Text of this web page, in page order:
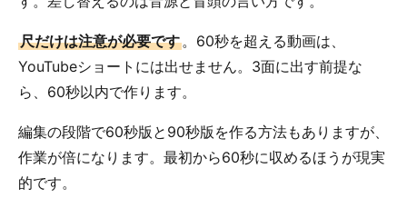
尺だけは注意が必要です。60秒を超える動画は、
YouTubeショートには出せません。3面に出す前提な
ら、60秒以内で作ります。
編集の段階で60秒版と90秒版を作る方法もありますが、
作業が倍になります。最初から60秒に収めるほうが現実
的です。